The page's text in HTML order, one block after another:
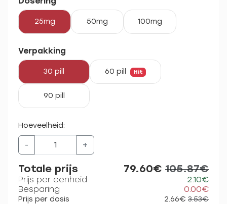
25mg 50mg 100mg
Verpakking
30 pill 60 pill Hit
90 pill
Hoeveelheid:
- +
Totale prijs 79.60€ 105.87€
Prijs per eenheid
2.10€
Besparing
0.00€
Prijs per dosis 2.66€ 3.53€